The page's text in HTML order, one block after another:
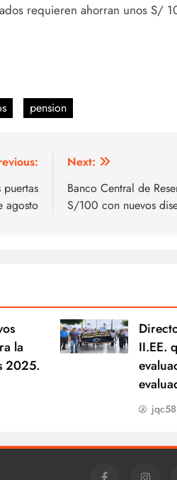
requieren ahorran unos S/
pension
agosto
Next:
Banco Central de
S/100 con nuevos
la
2025.
II.EE.
jqc58